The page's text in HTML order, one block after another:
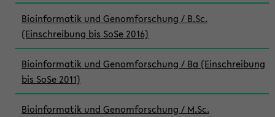
Bioinformatik und Genomforschung / B.Sc.
(Einschreibung bis SoSe 2016)
Bioinformatik und Genomforschung / Ba (Einschreibung
bis SoSe 2011)
Bioinformatik und Genomforschung / M.Sc.